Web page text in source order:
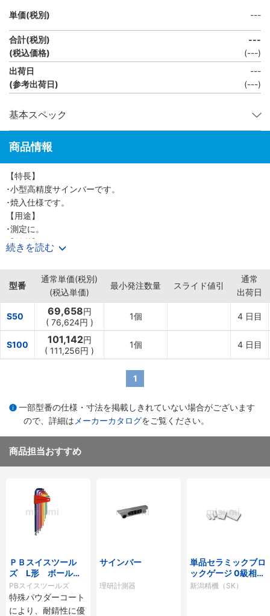
単価(税別) ---
合計(税別)
(税込価格)
---
(---)
出荷日
(参考出荷日)
---
(---)
基本スペック
商品情報
【特長】
･小型高精度サインバーです。
･焼入仕様です。
【用途】
･測定に。
【材質】
･SK3
続きを読む
型番
通常単価(税別)
(税込単価)
最小発注数量 スライド値引
通常
出荷日
S50 69,658円
( 76,624円 )
1個 4日目
S100 101,142円
( 111,256円 )
1個 4日目
1
一部型番の仕様・寸法を掲載しきれていない場合がございます
ので、詳細は メーカーカタログをご覧ください。
商品担当おすすめ
ＰＢスイスツール
ズ L形 ボール付
ロング六角棒レンチ
セット（レインボ
ー）
PBスイスツールズ
特殊パウダーコート
により、耐錆性に優
サインバー
理研計測器
単品セラミックブロ
ックゲージ 0級相当
品
新潟精機（SK）